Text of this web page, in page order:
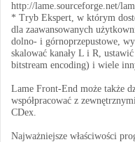
http://lame.sourceforge.net/
* Tryb Ekspert, w którym
dla zaawansowanych
dolno- i górnoprzepustowe,
skalować kanały L i R,
bitstream encoding) i wiele
Lame Front-End może także
współpracować z
CDex.
Najważniejsze właściwości